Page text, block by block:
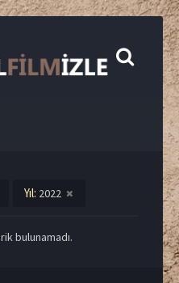
Yıl: 2022
bulunamadı.